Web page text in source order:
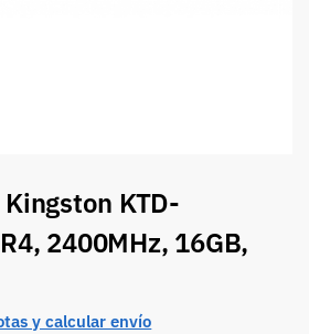
KTD-
2400MHz, 16GB,
y calcular envío